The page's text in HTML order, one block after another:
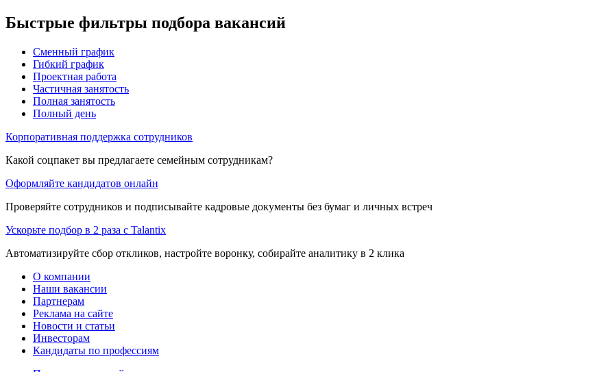
Быстрые фильтры подбора вакансий
Сменный график
Гибкий график
Проектная работа
Частичная занятость
Полная занятость
Полный день
Корпоративная поддержка сотрудников
Какой соцпакет вы предлагаете семейным сотрудникам?
Оформляйте кандидатов онлайн
Проверяйте сотрудников и подписывайте кадровые документы без бумаг и личных встреч
Ускорьте подбор в 2 раза с Talantix
Автоматизируйте сбор откликов, настройте воронку, собирайте аналитику в 2 клика
О компании
Наши вакансии
Партнерам
Реклама на сайте
Новости и статьи
Инвесторам
Кандидаты по профессиям